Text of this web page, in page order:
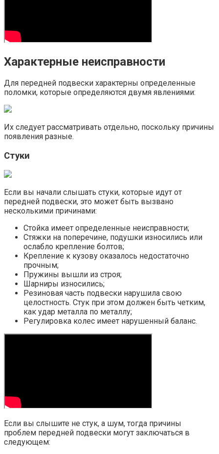
Характерные неисправности
Для передней подвески характерны определенные
поломки, которые определяются двумя явлениями:
Их следует рассматривать отдельно, поскольку причины
появления разные.
Стуки
Если вы начали слышать стуки, которые идут от
передней подвески, это может быть вызвано
несколькими причинами:
Стойка имеет определенные неисправности;
Стяжки на поперечине, подушки износились или
ослабло крепление болтов;
Крепление к кузову оказалось недостаточно
прочным;
Пружины вышли из строя;
Шарниры износились;
Резиновая часть подвески нарушила свою
целостность. Стук при этом должен быть четким,
как удар металла по металлу;
Регулировка колес имеет нарушенный баланс.
Если вы слышите не стук, а шум, тогда причины
проблем передней подвески могут заключаться в
следующем: